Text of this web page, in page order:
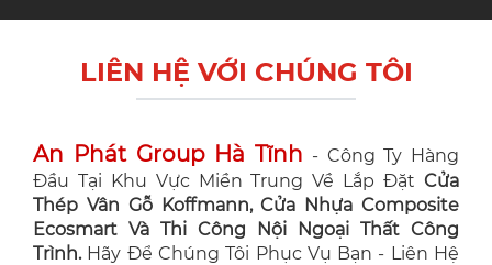
LIÊN HỆ VỚI CHÚNG TÔI
An Phát Group Hà Tĩnh - Công Ty Hàng
Đầu Tại Khu Vực Miền Trung Về Lắp Đặt Cửa
Thép Vân Gỗ Koffmann, Cửa Nhựa Composite
Ecosmart Và Thi Công Nội Ngoại Thất Công
Trình. Hãy Để Chúng Tôi Phục Vụ Bạn - Liên Hệ